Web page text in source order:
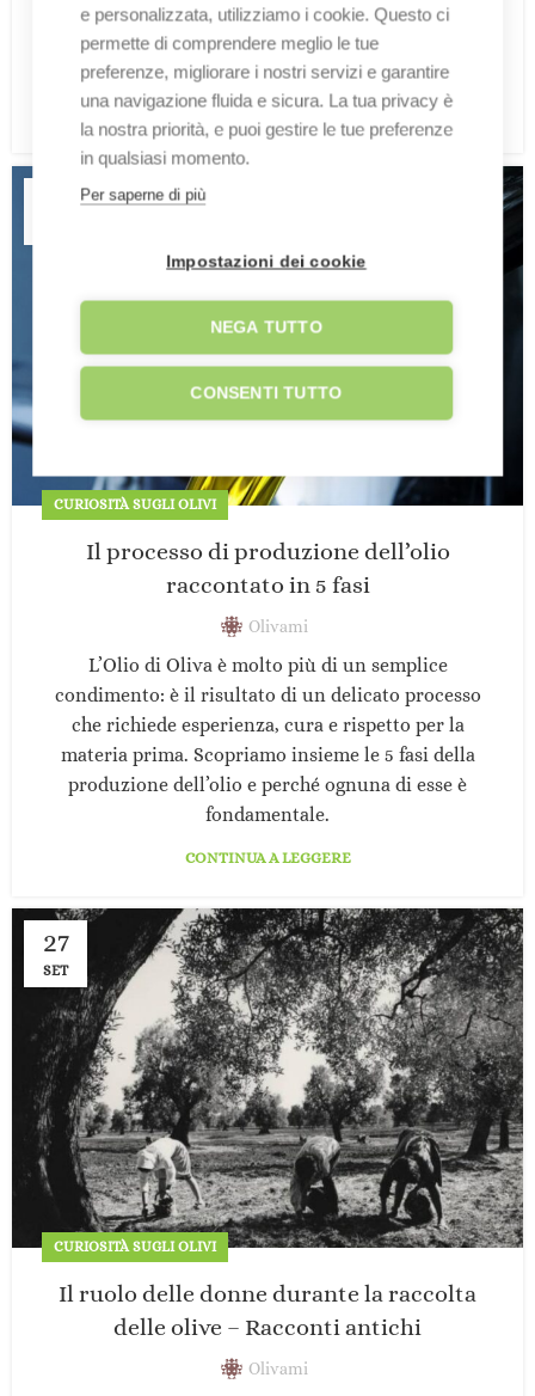
un vero e proprio alleato insostituibile per la tua
salute. Scopri tutti i benefici che racchiude in
questo articolo.
CURIOSITÀ SUGLI OLIVI
Il processo di produzione dell’olio
raccontato in 5 fasi
Olivami
L’Olio di Oliva è molto più di un semplice
condimento: è il risultato di un delicato processo
che richiede esperienza, cura e rispetto per la
materia prima. Scopriamo insieme le 5 fasi della
produzione dell’olio e perché ognuna di esse è
fondamentale.
CONTINUA A LEGGERE
27
SET
CURIOSITÀ SUGLI OLIVI
Il ruolo delle donne durante la raccolta
delle olive – Racconti antichi
Olivami
e personalizzata, utilizziamo i cookie. Questo ci
permette di comprendere meglio le tue
preferenze, migliorare i nostri servizi e garantire
una navigazione fluida e sicura. La tua privacy è
la nostra priorità, e puoi gestire le tue preferenze
in qualsiasi momento.
Per saperne di più
Impostazioni dei cookie
NEGA TUTTO
CONSENTI TUTTO